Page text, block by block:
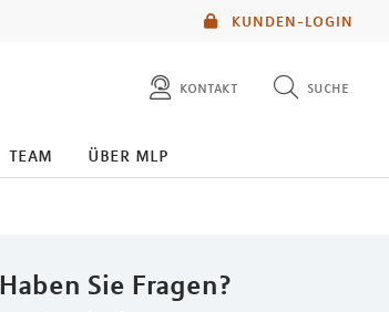
KUNDEN-LOGIN
kontakt suche
diese website durchsuchen
team über mlp
Haben Sie Fragen?